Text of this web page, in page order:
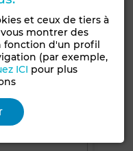
Cuisine équipée
et ceux de tiers à
montrer des
fonction d'un profil
(par exemple,
ICI pour plus